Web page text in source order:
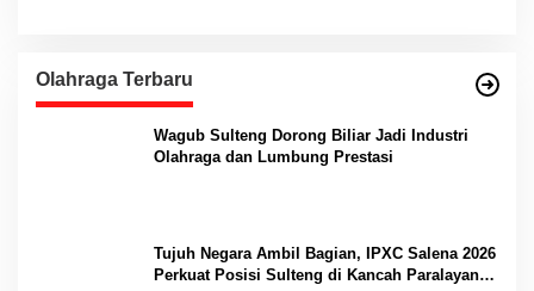
Olahraga Terbaru
Wagub Sulteng Dorong Biliar Jadi Industri
Olahraga dan Lumbung Prestasi
Tujuh Negara Ambil Bagian, IPXC Salena 2026
Perkuat Posisi Sulteng di Kancah Paralayang